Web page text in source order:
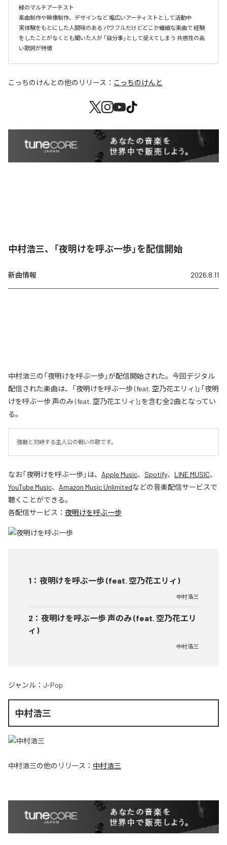
緑のマルチアーチスト
楽曲制作や映像制作、デザインなど 幅広いアーティストとして活動中
実体験をもとにした人間味のある パワフルだけどどこか繊細な楽曲で 経験
をしたことがなくとも聞いた人が 「自分事」として捉えてしまう 共感性の高
い歌詞が特徴
こっちのけんとの他のリリース： こっちのけんと
中村浩三、「夜明けを呼ぶ一歩」を配信開始
新曲情報 2026.8.11
中村浩三の「夜明けを呼ぶ一歩」が配信開始された。今回デジタル
配信された楽曲は、「夜明けを呼ぶ一歩 (feat. 空乃花エリィ)」「夜明
けを呼ぶ一歩 声のみ (feat. 空乃花エリィ)」を含む全2曲となってい
る。
強敵と対峙する主人公の戦いの歌です。
なお「夜明けを呼ぶ一歩」は、 Apple Music、 Spotify、 LINE MUSIC、
YouTube Music、 Amazon Music Unlimitedなどの音楽配信サービスで
聴くことができる。
各配信サービス： 夜明けを呼ぶ一歩
1 ： 夜明けを呼ぶ一歩 (feat. 空乃花エリィ)
中村浩三
2 ： 夜明けを呼ぶ一歩 声のみ (feat. 空乃花エリ
ィ)
中村浩三
ジャンル： J-Pop
中村浩三
中村浩三の他のリリース： 中村浩三